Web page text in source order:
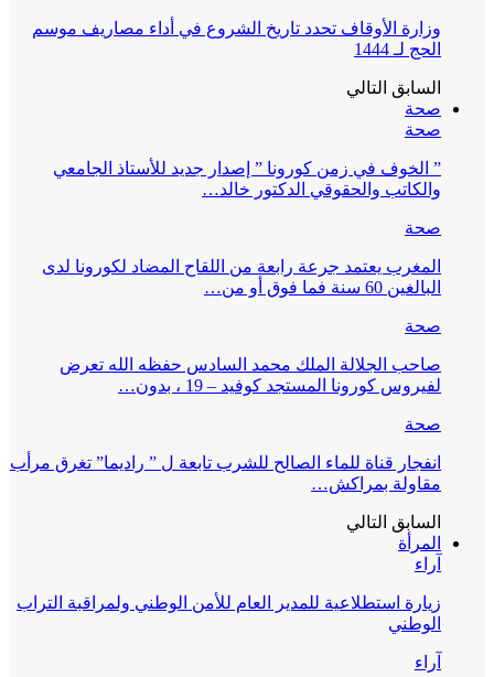
وزارة الأوقاف تحدد تاريخ الشروع في أداء مصاريف موسم
الحج لـ 1444
السابق التالي
صحة
صحة
” الخوف في زمن كورونا ” إصدار جديد للأستاذ الجامعي
والكاتب والحقوقي الدكتور خالد…
صحة
المغرب يعتمد جرعة رابعة من اللقاح المضاد لكورونا لدى
البالغين 60 سنة فما فوق أو من…
صحة
صاحب الجلالة الملك محمد السادس حفظه الله تعرض
لفيروس كورونا المستجد كوفيد – 19 ، بدون…
صحة
انفجار قناة للماء الصالح للشرب تابعة ل ” راديما” تغرق مرأب
مقاولة بمراكش…
السابق التالي
المرأة
آراء
زيارة استطلاعية للمدير العام للأمن الوطني ولمراقبة التراب
الوطني
آراء